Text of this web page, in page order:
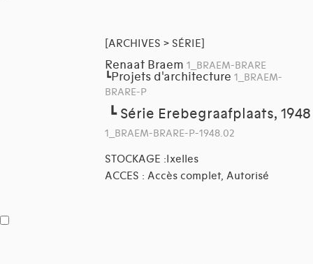
[ARCHIVES > SÉRIE]
Renaat Braem 1_BRAEM-BRARE
┗Projets d'architecture 1_BRAEM-
BRARE-P
┗ Série Erebegraafplaats, 1948
1_BRAEM-BRARE-P-1948.02
STOCKAGE :Ixelles
ACCES : Accès complet, Autorisé